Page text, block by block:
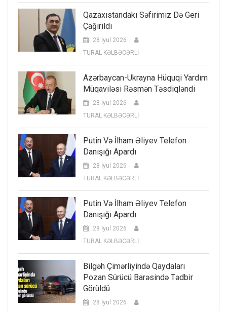
Qazaxıstandakı Səfirimiz Də Geri
Çağırıldı
28 İyul 2026
TURAL KƏLBƏCƏRLİ
Azərbaycan-Ukrayna Hüquqi Yardım
Müqaviləsi Rəsmən Təsdiqləndi
28 İyul 2026
TURAL KƏLBƏCƏRLİ
Putin Və İlham Əliyev Telefon
Danışığı Apardı
28 İyul 2026
TURAL KƏLBƏCƏRLİ
Putin Və İlham Əliyev Telefon
Danışığı Apardı
28 İyul 2026
TURAL KƏLBƏCƏRLİ
Bilgəh Çimərliyində Qaydaları
Pozan Sürücü Barəsində Tədbir
Görüldü
28 İyul 2026